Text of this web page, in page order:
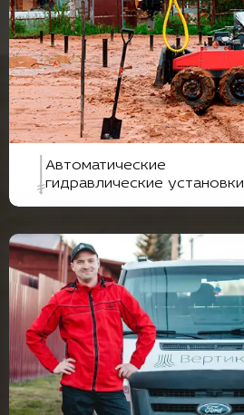
Автоматические
гидравлические установки